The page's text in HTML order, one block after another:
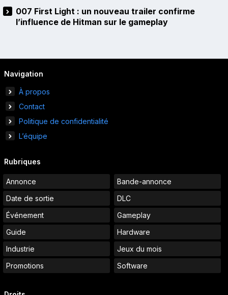
007 First Light : un nouveau trailer confirme
l’influence de Hitman sur le gameplay
Navigation
À propos
Contact
Politique de confidentialité
L’équipe
Rubriques
Annonce
Bande-annonce
Date de sortie
DLC
Événement
Gameplay
Guide
Hardware
Industrie
Jeux du mois
Promotions
Software